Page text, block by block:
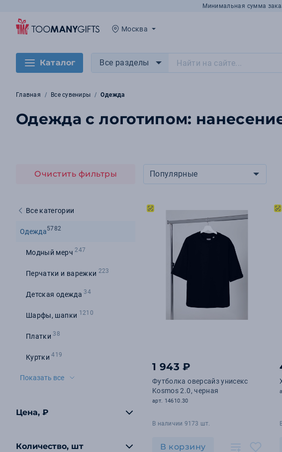
Минимальная сумма
Москва
Каталог Все разделы
Главная Все сувениры Одежда
Одежда с логотипом:
Очистить фильтры
Все категории
Одежда5782
Модный мерч247
Перчатки и варежки 223
Детская одежда 34
Шарфы, шапки 1210
Платки 38
Куртки419
Показать все
Цена, ₽
Количество, шт
Популярные
1 943 ₽
Футболка оверсайз унисекс
Kosmos 2.0, черная
арт. 14610.30
В наличии 9173 шт.
В корзину